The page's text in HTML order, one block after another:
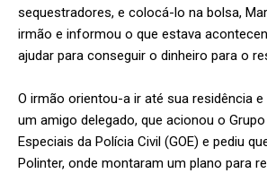
sequestradores, e colocá-lo na bolsa,
irmão e informou o que estava
ajudar para conseguir o dinheiro para o
O irmão orientou-a ir até sua residência e
um amigo delegado, que acionou o
Especiais da Polícia Civil (GOE) e pediu
Polinter, onde montaram um plano para